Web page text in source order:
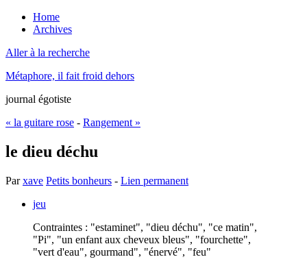
Home
Archives
Aller à la recherche
Métaphore, il fait froid dehors
journal égotiste
« la guitare rose - Rangement »
le dieu déchu
Parxave Petits bonheurs - Lien permanent
jeu
Contraintes : "estaminet", "dieu déchu", "ce matin",
"Pi", "un enfant aux cheveux bleus", "fourchette",
"vert d'eau", gourmand", "énervé", "feu"